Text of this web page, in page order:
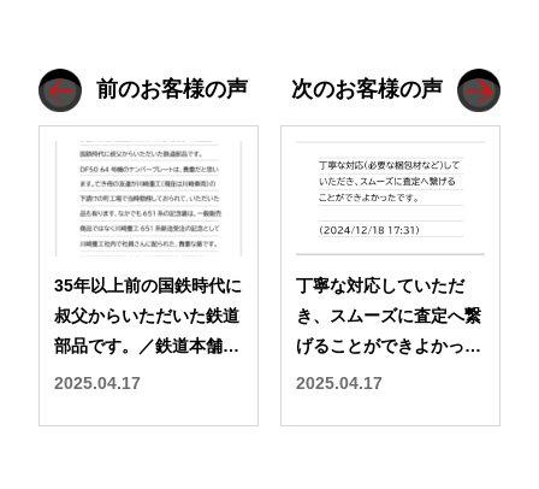
前のお客様の声
35年以上前の国鉄時代に
叔父からいただいた鉄道
部品です。／鉄道本舗
宅配買取 出張買取 口コ
2025.04.17
次のお客様の声
丁寧な対応していただ
き、スムーズに査定へ繋
げることができよかった
です。／鉄道本舗 宅配
2025.04.17